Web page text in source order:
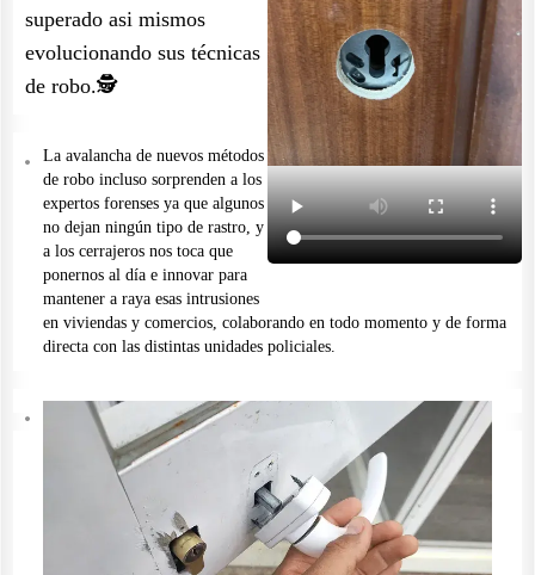
superado asi mismos
evolucionando sus técnicas
de robo.🕵️
La avalancha de nuevos métodos
de robo incluso sorprenden a los
expertos forenses ya que algunos
no dejan ningún tipo de rastro, y
a los cerrajeros nos toca que
ponernos al día e innovar para
mantener a raya esas intrusiones
en viviendas y comercios, colaborando en todo momento y de forma
directa con las distintas unidades policiales.